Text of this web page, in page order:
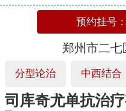
预约挂号
郑州市二七
分型论治 中西结合
司库奇尤单抗治